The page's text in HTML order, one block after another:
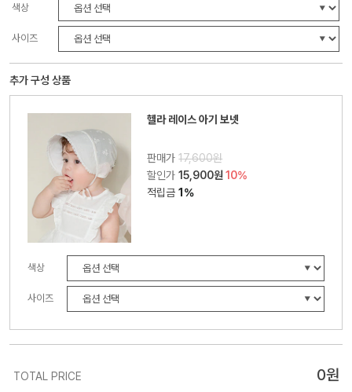
색상
사이즈
추가 구성 상품
헬라 레이스 아기 보넷
판매가17,600원
할인가15,900원10%
적립금1%
색상
사이즈
TOTAL PRICE 0원